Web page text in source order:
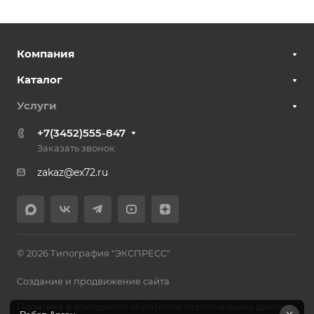
Компания
Каталог
Услуги
+7(3452)555-847
Заказать звонок
zakaz@ex72.ru
© 2026 Типография "ЭКСПРЕСС"
Создание и продвижение сайта
Политика в отношении обработки персональных данных